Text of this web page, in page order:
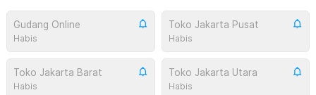
Gudang Online
Habis
Toko Jakarta Pusat
Habis
Toko Jakarta Barat
Habis
Toko Jakarta Utara
Habis